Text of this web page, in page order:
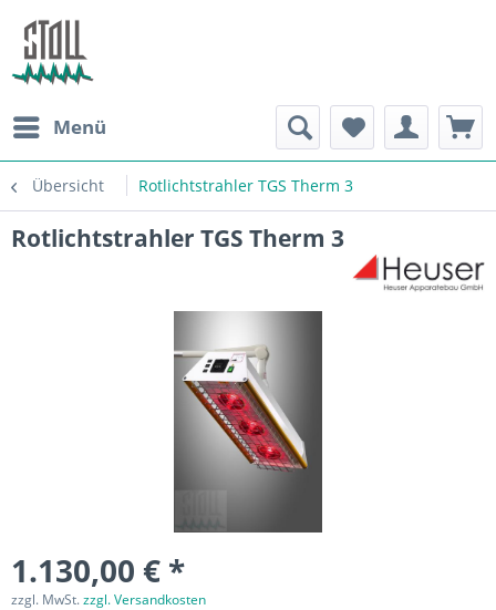
Menü
Übersicht Rotlichtstrahler TGS Therm 3
Rotlichtstrahler TGS Therm 3
1.130,00 € *
zzgl. MwSt.zzgl. Versandkosten